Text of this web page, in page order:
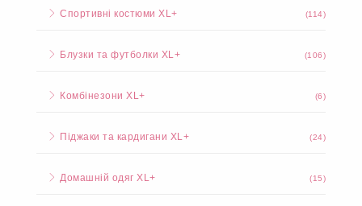
Спортивні костюми XL+ (114)
Блузки та футболки XL+ (106)
Комбінезони XL+ (6)
Піджаки та кардигани XL+ (24)
Домашній одяг XL+ (15)